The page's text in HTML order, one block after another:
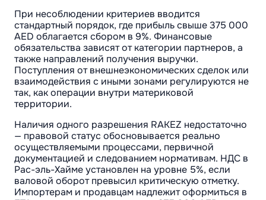
При несоблюдении критериев вводится
стандартный порядок, где прибыль свыше 375 000
AED облагается сбором в 9%. Финансовые
обязательства зависят от категории партнеров, а
также направлений получения выручки.
Поступления от внешнеэкономических сделок или
взаимодействия с иными зонами регулируются не
так, как операции внутри материковой
территории.
Наличия одного разрешения RAKEZ недостаточно
— правовой статус обосновывается реально
осуществляемыми процессами, первичной
документацией и следованием нормативам. НДС в
Рас-эль-Хайме установлен на уровне 5%, если
валовой оборот превысил критическую отметку.
Импортерам и продавцам надлежит оформиться в